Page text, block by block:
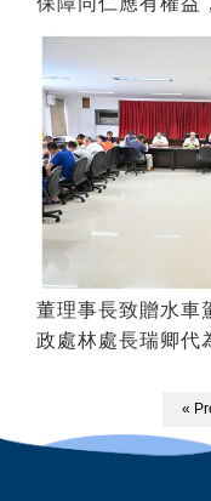
董理事長致贈水車
政處林處長瑞卿代
«